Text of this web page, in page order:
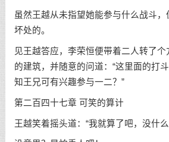
虽然王越从未指望她能参与什么战斗
坏处的。
见王越答应，李荣恒便带着二人转了
的建筑，并随意的问道：“这里面的打
知王兄可有兴趣参与一二？”
第二百四十七章 可笑的算计
王越笑着摇头道：“我就算了吧，没什